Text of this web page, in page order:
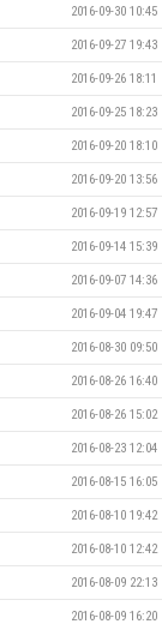
2016-09-30 10:45
2016-09-27 19:43
2016-09-26 18:11
2016-09-25 18:23
2016-09-20 18:10
2016-09-20 13:56
2016-09-19 12:57
2016-09-14 15:39
2016-09-07 14:36
2016-09-04 19:47
2016-08-30 09:50
2016-08-26 16:40
2016-08-26 15:02
2016-08-23 12:04
2016-08-15 16:05
2016-08-10 19:42
2016-08-10 12:42
2016-08-09 22:13
2016-08-09 16:20